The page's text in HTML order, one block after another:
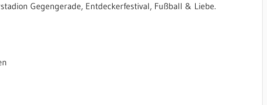
Gegengerade, Entdeckerfestival, Fußball & Liebe.